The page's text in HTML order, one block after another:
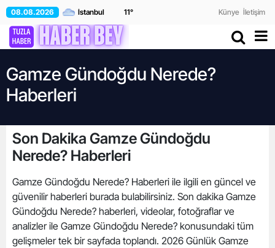
08.08.2026 11° Künye İletişim
Gamze Gündoğdu Nerede?
Haberleri
Son Dakika Gamze Gündoğdu
Nerede? Haberleri
Gamze Gündoğdu Nerede? Haberleri ile ilgili en güncel ve
güvenilir haberleri burada bulabilirsiniz. Son dakika Gamze
Gündoğdu Nerede? haberleri, videolar, fotoğraflar ve
analizler ile Gamze Gündoğdu Nerede? konusundaki tüm
gelişmeler tek bir sayfada toplandı. 2026 Günlük Gamze